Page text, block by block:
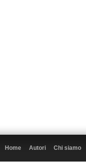
Home Autori Chi siamo